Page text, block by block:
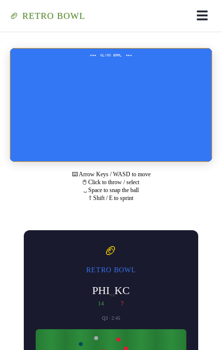
🏈 RETRO BOWL ☰
Retro Bowl オンラインプレイ
⌨️ Arrow Keys / WASD to move
🖱️ Click to throw / select
␣ Space to snap the ball
⇧ Shift / E to sprint
🏈
RETRO BOWL
PHI
14
vsKC
7
Q3 · 2:45